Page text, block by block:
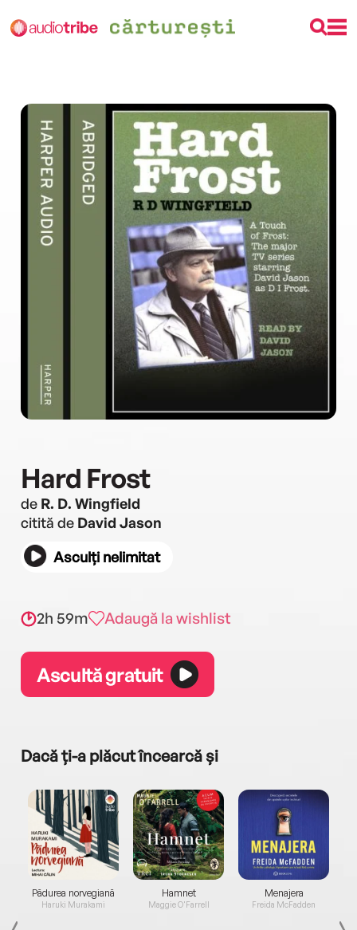
Hard Frost
de R. D. Wingfield
citită de David Jason
Asculți nelimitat
2h 59m Adaugă la wishlist
Ascultă gratuit
Dacă ți-a plăcut încearcă și
Pădurea norvegiană
Haruki Murakami
Hamnet
Maggie O'Farrell
Menajera
Freida McFadden